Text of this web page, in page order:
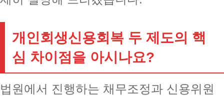
개인회생신용회복 두 제도의 핵
심 차이점을 아시나요?
법원에서 진행하는 채무조정과 신용위원